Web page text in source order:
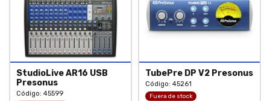
StudioLive AR16 USB
Presonus
Código: 45599
TubePre DP V2 Presonus
Código: 45261
Fuera de stock